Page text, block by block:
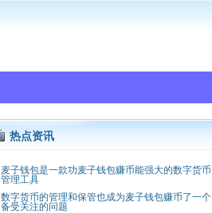
热点资讯
麦子钱包是一款功麦子钱包赚币能强大的数字货币
管理工具
数字货币的管理和保管也成为麦子钱包赚币了一个
备受关注的问题